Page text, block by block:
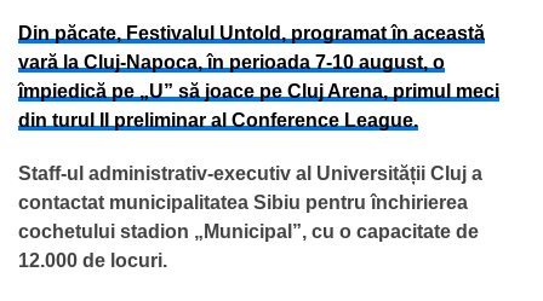
Din păcate, Festivalul Untold, programat în această
vară la Cluj-Napoca, în perioada 7-10 august, o
împiedică pe „U” să joace pe Cluj Arena, primul meci
din turul II preliminar al Conference League.
Staff-ul administrativ-executiv al Universității Cluj a
contactat municipalitatea Sibiu pentru închirierea
cochetului stadion „Municipal”, cu o capacitate de
12.000 de locuri.